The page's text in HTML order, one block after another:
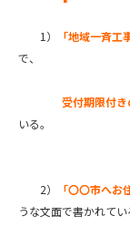
1） 「地域一斉工
で、
受付期限付きの激
いる。
2） 「〇〇市へお
うな文面で書かれてい